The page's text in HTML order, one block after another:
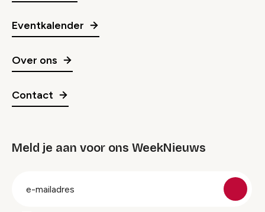
Eventkalender
Over ons
Contact
Meld je aan voor ons WeekNieuws